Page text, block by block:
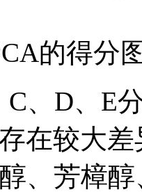
的得分
、D、E
在较大
、芳樟